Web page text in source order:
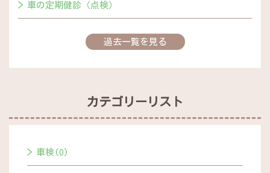
車の定期健診（点検）
過去一覧を見る
カテゴリーリスト
車検(0)